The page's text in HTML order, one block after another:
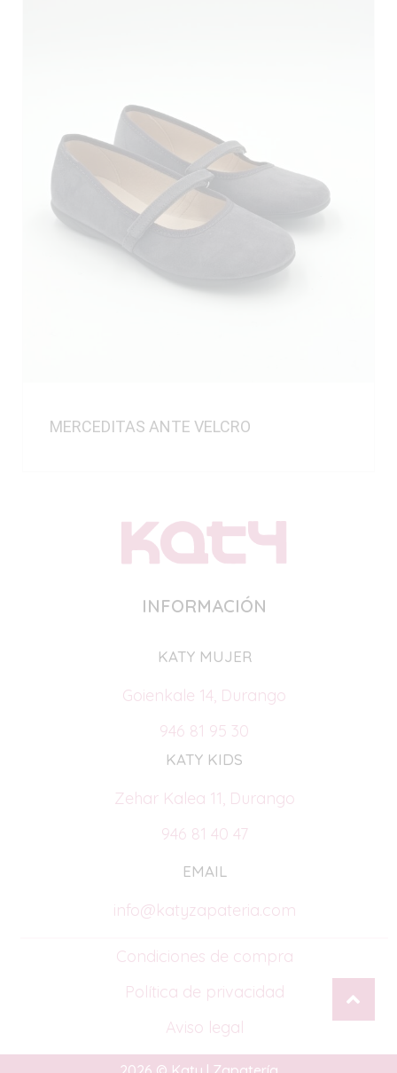
MERCEDITAS ANTE VELCRO
INFORMACIÓN
KATY MUJER
Goienkale 14, Durango
946 81 95 30
KATY KIDS
Zehar Kalea 11, Durango
946 81 40 47
EMAIL
info@katyzapateria.com
Condiciones de compra
Política de privacidad
Aviso legal